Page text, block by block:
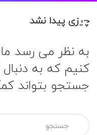
چیزی پیدا نشد
به نظر می رسد
کنیم که به
جستجو بتواند